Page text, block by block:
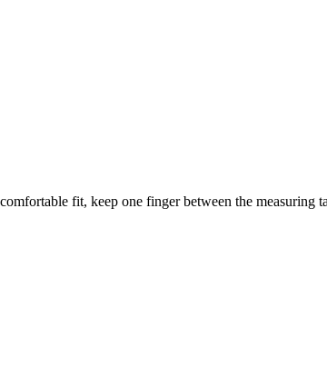
fit, keep one finger between the measuring